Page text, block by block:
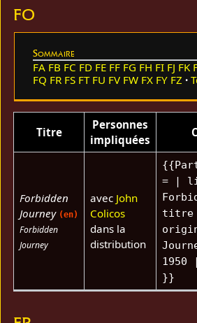
FO
Sommaire
FA FB FC FD FE FF FG FH FI FJ FK
FQ FR FS FT FU FV FW FX FY FZ
Titre
Personnes
impliquées
Forbidden
Journey (en)
Forbidden
Journey
avec John
Colicos
dans la
distribution
= |
titre
1950
}}